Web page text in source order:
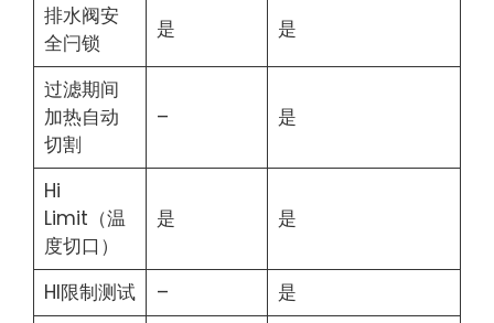
排水阀安
全闩锁
是 是
过滤期间
加热自动
切割
– 是
Hi
Limit（温
度切口）
是 是
HI限制测试 – 是